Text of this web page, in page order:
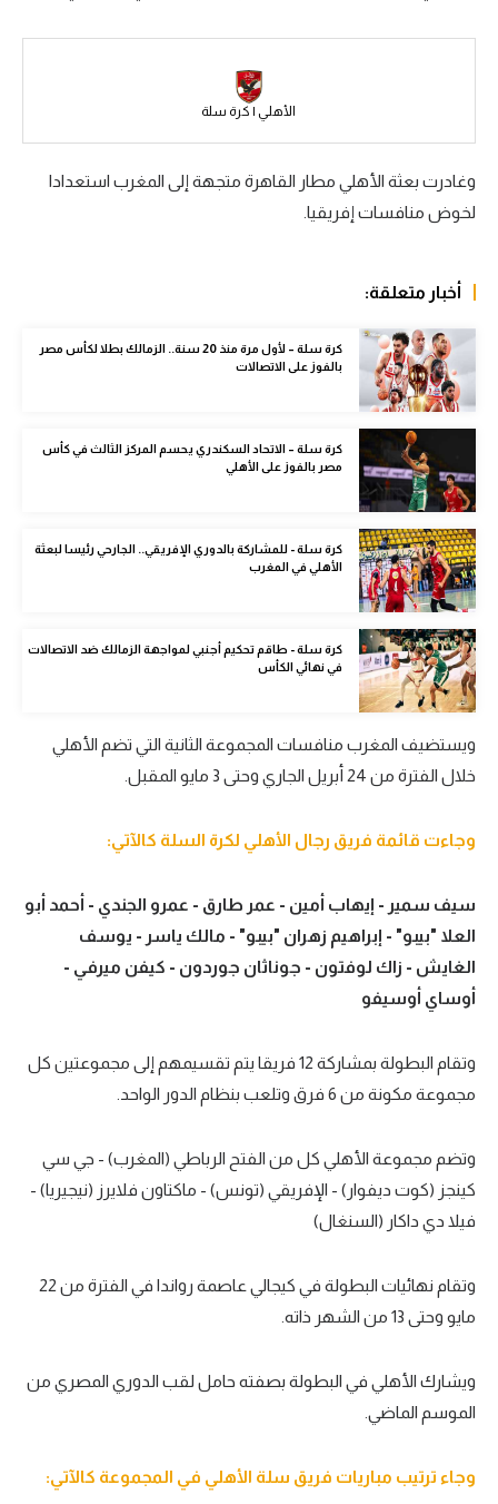
الدوري الإنجليزي
رياضات أخرى
كرة السلة الأمريكية
كرة سلة
كرة يد
كرة طائرة
الوطن العربي
رياضة نسائية
آسيا
أمريكا
ركن الألعاب
أقسام خاصة
تحقيق في الجول
تقرير في الجول
تحليل في الجول
كويز في الجول
الأهلي | كرة سلة
وغادرت بعثة الأهلي مطار القاهرة متجهة إلى المغرب استعدادا
لخوض منافسات إفريقيا.
أخبار متعلقة:
كرة سلة – لأول مرة منذ 20 سنة.. الزمالك بطلا لكأس مصر
بالفوز على الاتصالات
كرة سلة – الاتحاد السكندري يحسم المركز الثالث في كأس
مصر بالفوز على الأهلي
كرة سلة - للمشاركة بالدوري الإفريقي.. الجارحي رئيسا لبعثة
الأهلي في المغرب
كرة سلة - طاقم تحكيم أجنبي لمواجهة الزمالك ضد الاتصالات
في نهائي الكأس
ويستضيف المغرب منافسات المجموعة الثانية التي تضم الأهلي
خلال الفترة من 24 أبريل الجاري وحتى 3 مايو المقبل.
وجاءت قائمة فريق رجال الأهلي لكرة السلة كالآتي:
سيف سمير - إيهاب أمين - عمر طارق - عمرو الجندي - أحمد أبو
العلا "بيبو" - إبراهيم زهران "بيبو" - مالك ياسر - يوسف
الغايش - زاك لوفتون - جوناثان جوردون - كيفن ميرفي -
أوساي أوسيفو
وتقام البطولة بمشاركة 12 فريقا يتم تقسيمهم إلى مجموعتين كل
مجموعة مكونة من 6 فرق وتلعب بنظام الدور الواحد.
وتضم مجموعة الأهلي كل من الفتح الرباطي (المغرب) - جي سي
كينجز (كوت ديفوار) - الإفريقي (تونس) - ماكتاون فلايرز (نيجيريا) -
فيلا دي داكار (السنغال)
وتقام نهائيات البطولة في كيجالي عاصمة رواندا في الفترة من 22
مايو وحتى 13 من الشهر ذاته.
ويشارك الأهلي في البطولة بصفته حامل لقب الدوري المصري من
الموسم الماضي.
وجاء ترتيب مباريات فريق سلة الأهلي في المجموعة كالآتي: